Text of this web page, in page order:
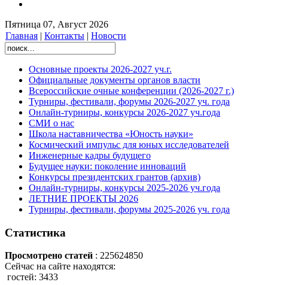
Пятница 07, Август 2026
Главная | Контакты | Новости
Основные проекты 2026-2027 уч.г.
Официальные документы органов власти
Всероссийские очные конференции (2026-2027 г.)
Турниры, фестивали, форумы 2026-2027 уч. года
Онлайн-турниры, конкурсы 2026-2027 уч.года
СМИ о нас
Школа наставничества «Юность науки»
Космический импульс для юных исследователей
Инженерные кадры будущего
Будущее науки: поколение инноваций
Конкурсы президентских грантов (архив)
Онлайн-турниры, конкурсы 2025-2026 уч.года
ЛЕТНИЕ ПРОЕКТЫ 2026
Турниры, фестивали, форумы 2025-2026 уч. года
Статистика
Просмотрено статей : 225624850
Сейчас на сайте находятся:
гостей: 3433